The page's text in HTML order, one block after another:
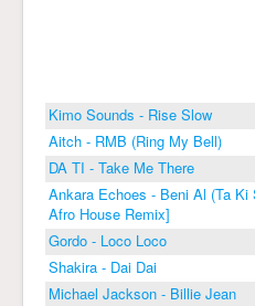
Kimo Sounds - Rise Slow
Aitch - RMB (Ring My Bell)
DA TI - Take Me There
Ankara Echoes - Beni Al (Ta Ki
Afro House Remix]
Gordo - Loco Loco
Shakira - Dai Dai
Michael Jackson - Billie Jean